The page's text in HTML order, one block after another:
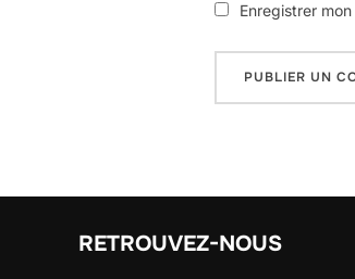
Enregistrer
RETROUVEZ-NOUS